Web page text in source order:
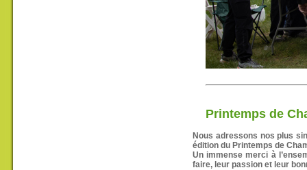
Printemps de
Nous adressons nos plus
édition du Printemps de
Un immense merci à
faire, leur passion et leur